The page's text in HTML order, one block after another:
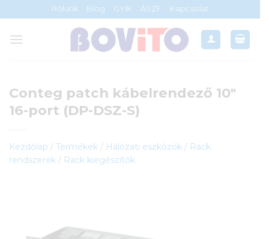
to
content
Rólunk Blog GYIK ÁSZF Kapcsolat
Conteg patch kábelrendező 10″
16-port (DP-DSZ-S)
Kezdőlap / Termékek / Hálózati eszközök / Rack
rendszerek / Rack kiegészítők